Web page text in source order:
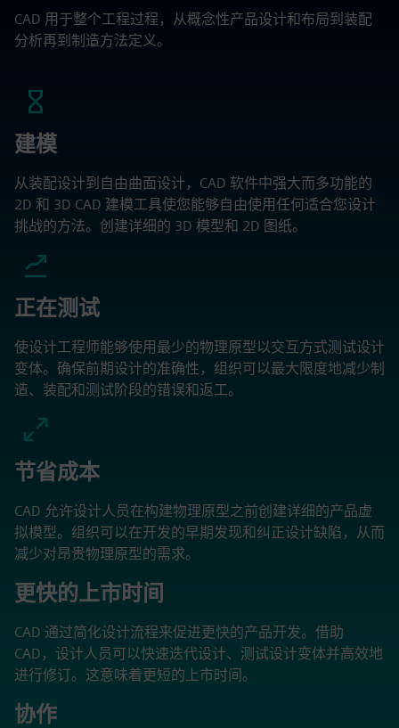
CAD 用于整个工程过程，从概念性产品设计和布局到装配
分析再到制造方法定义。
建模
从装配设计到自由曲面设计，CAD 软件中强大而多功能的
2D 和 3D CAD 建模工具使您能够自由使用任何适合您设计
挑战的方法。创建详细的 3D 模型和 2D 图纸。
正在测试
使设计工程师能够使用最少的物理原型以交互方式测试设计
变体。确保前期设计的准确性，组织可以最大限度地减少制
造、装配和测试阶段的错误和返工。
节省成本
CAD 允许设计人员在构建物理原型之前创建详细的产品虚
拟模型。组织可以在开发的早期发现和纠正设计缺陷，从而
减少对昂贵物理原型的需求。
更快的上市时间
CAD 通过简化设计流程来促进更快的产品开发。借助
CAD，设计人员可以快速迭代设计、测试设计变体并高效地
进行修订。这意味着更短的上市时间。
协作